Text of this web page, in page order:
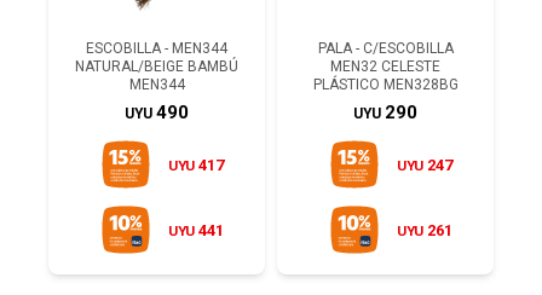
ESCOBILLA - MEN344
NATURAL/BEIGE BAMBÚ
MEN344
UYU 490
UYU 417
UYU 441
PALA - C/ESCOBILLA
MEN32 CELESTE
PLÁSTICO MEN328BG
UYU 290
UYU 247
UYU 261